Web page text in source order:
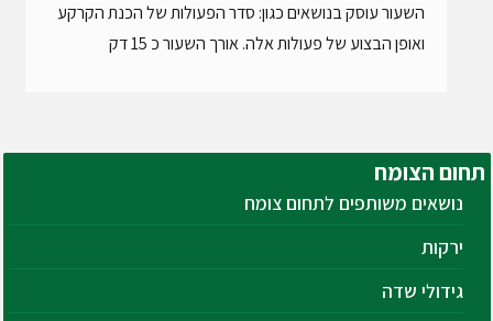
השעור עוסק בנושאים כגון: סדר הפעולות של הכנת הקרקע
ואופן הבצוע של פעולות אלה. אורך השעור כ 15 דק
תחוםהצומח
נושאים משותפים לתחום צומח
ירקות
גידולי שדה